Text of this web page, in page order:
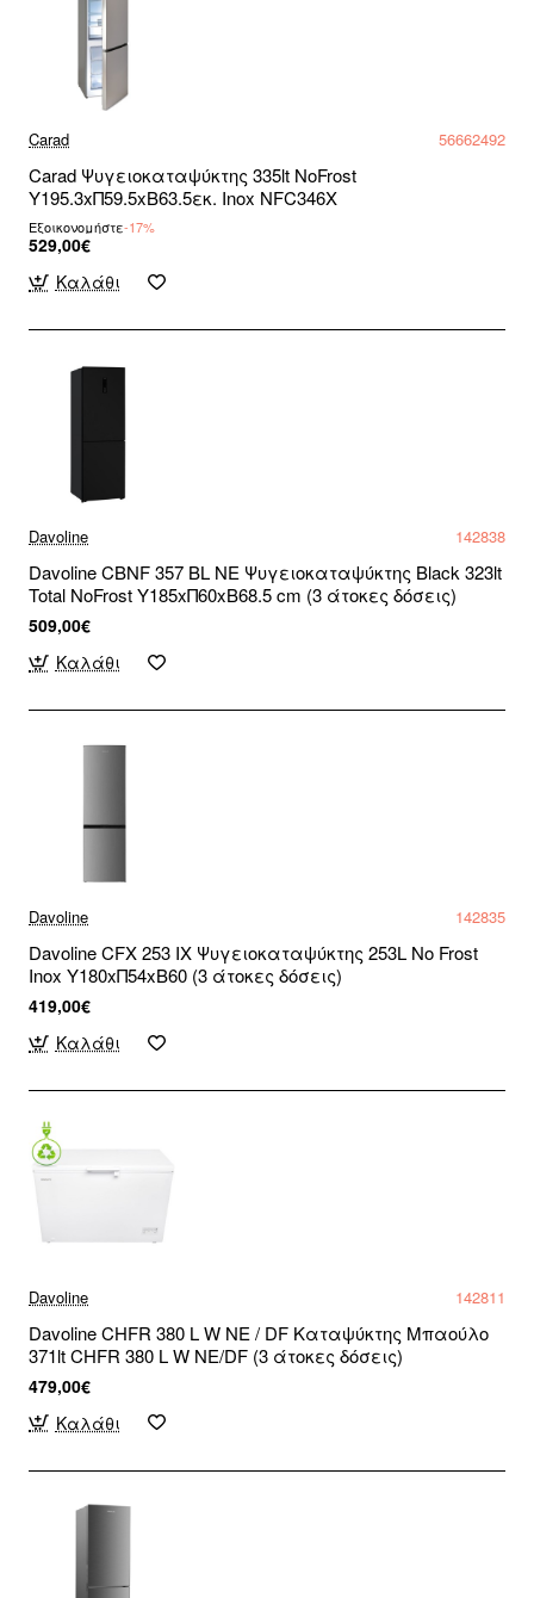
Carad 56662492
Carad Ψυγειοκαταψύκτης 335lt NoFrost
Υ195.3xΠ59.5xΒ63.5εκ. Inox NFC346X
Εξοικονομήστε-17%
529,00€
Καλάθι
Davoline 142838
Davoline CBNF 357 BL NE Ψυγειοκαταψύκτης Black 323lt
Total NoFrost Υ185xΠ60xΒ68.5 cm (3 άτοκες δόσεις)
509,00€
Καλάθι
Davoline 142835
Davoline CFX 253 IX Ψυγειοκαταψύκτης 253L No Frost
Inox Υ180xΠ54xΒ60 (3 άτοκες δόσεις)
419,00€
Καλάθι
Davoline 142811
Davoline CHFR 380 L W NE / DF Καταψύκτης Μπαούλο
371lt CHFR 380 L W NE/DF (3 άτοκες δόσεις)
479,00€
Καλάθι